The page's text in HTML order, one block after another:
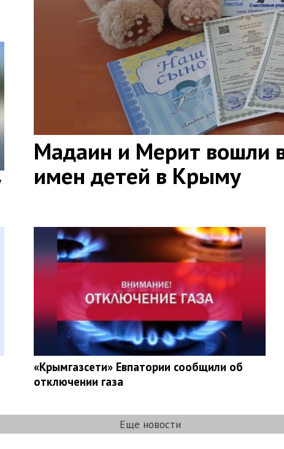
Мадаин и Мерит вошли
имен детей в Крыму
«Крымгазсети» Евпатории сообщили об
отключении газа
Еще новости